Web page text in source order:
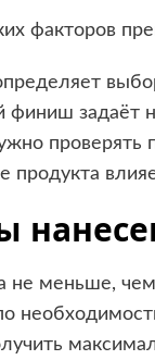
факторов
задаёт
проверять
продукта
не меньше,